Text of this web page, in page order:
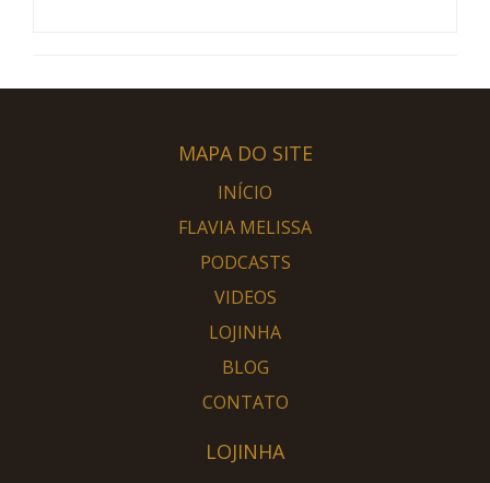
MAPA DO SITE
INÍCIO
FLAVIA MELISSA
PODCASTS
VIDEOS
LOJINHA
BLOG
CONTATO
LOJINHA